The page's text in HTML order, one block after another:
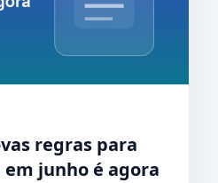
regras para
em junho é agora